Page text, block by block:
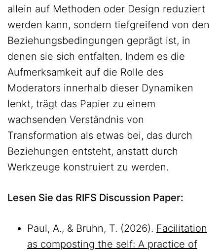
allein auf Methoden oder Design reduziert
werden kann, sondern tiefgreifend von den
Beziehungsbedingungen geprägt ist, in
denen sie sich entfalten. Indem es die
Aufmerksamkeit auf die Rolle des
Moderators innerhalb dieser Dynamiken
lenkt, trägt das Papier zu einem
wachsenden Verständnis von
Transformation als etwas bei, das durch
Beziehungen entsteht, anstatt durch
Werkzeuge konstruiert zu werden.
Lesen Sie das RIFS Discussion Paper:
Paul, A., & Bruhn, T. (2026). Facilitation
as composting the self: A practice of